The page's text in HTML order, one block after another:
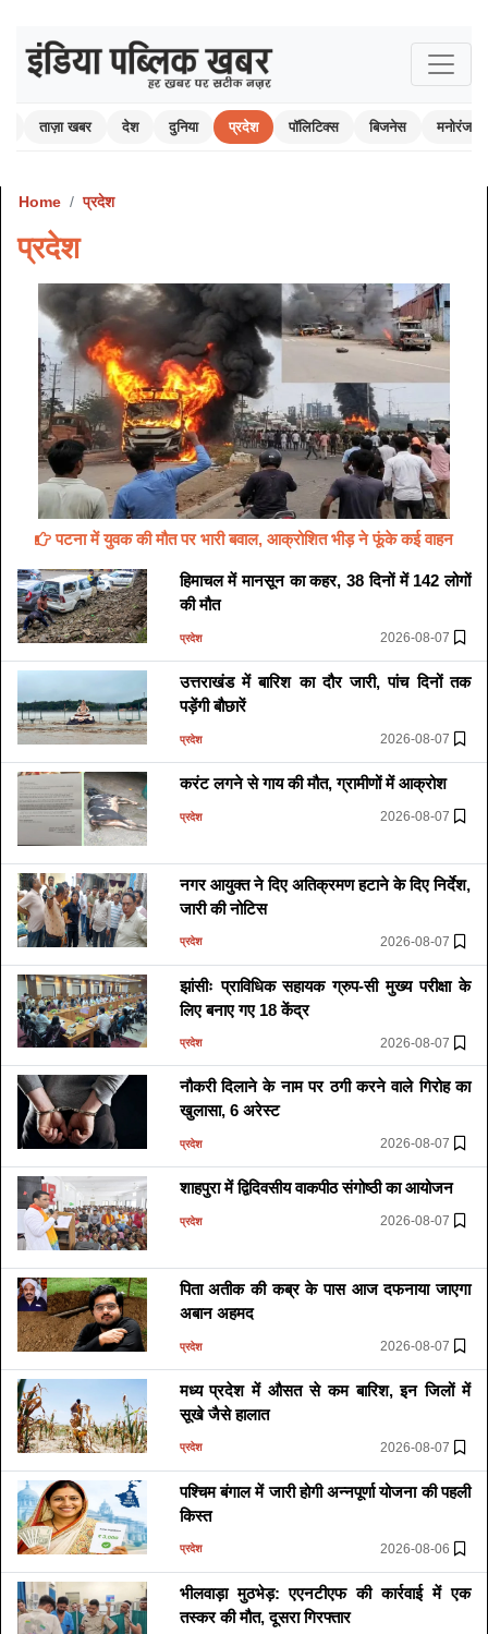
ताज़ा खबर देश दुनिया प्रदेश पॉलिटिक्स बिजनेस मनोरंजन
Home प्रदेश
प्रदेश
पटना में युवक की मौत पर भारी बवाल, आक्रोशित भीड़ ने फूंके कई वाहन
हिमाचल में मानसून का कहर, 38 दिनों में 142 लोगों
की मौत
प्रदेश 2026-08-07
उत्तराखंड में बारिश का दौर जारी, पांच दिनों तक
पड़ेंगी बौछारें
प्रदेश 2026-08-07
करंट लगने से गाय की मौत, ग्रामीणों में आक्रोश
प्रदेश 2026-08-07
नगर आयुक्त ने दिए अतिक्रमण हटाने के दिए निर्देश,
जारी की नोटिस
प्रदेश 2026-08-07
झांसीः प्राविधिक सहायक ग्रुप-सी मुख्य परीक्षा के
लिए बनाए गए 18 केंद्र
प्रदेश 2026-08-07
नौकरी दिलाने के नाम पर ठगी करने वाले गिरोह का
खुलासा, 6 अरेस्ट
प्रदेश 2026-08-07
शाहपुरा में द्विदिवसीय वाकपीठ संगोष्ठी का आयोजन
प्रदेश 2026-08-07
पिता अतीक की कब्र के पास आज दफनाया जाएगा
अबान अहमद
प्रदेश 2026-08-07
मध्य प्रदेश में औसत से कम बारिश, इन जिलों में
सूखे जैसे हालात
प्रदेश 2026-08-07
पश्चिम बंगाल में जारी होगी अन्नपूर्णा योजना की पहली
किस्त
प्रदेश 2026-08-06
भीलवाड़ा मुठभेड़: एएनटीएफ की कार्रवाई में एक
तस्कर की मौत, दूसरा गिरफ्तार